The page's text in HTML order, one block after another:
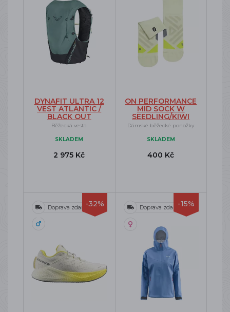
DYNAFIT ULTRA 12
VEST ATLANTIC /
BLACK OUT
Běžecká vesta
SKLADEM
2 975 Kč
ON PERFORMANCE
MID SOCK W
SEEDLING/KIWI
Dámské běžecké ponožky
SKLADEM
400 Kč
-32%
Doprava zdarma -15%
Doprava zdarma